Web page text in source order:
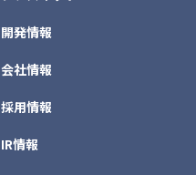
開発情報
会社情報
採用情報
IR情報